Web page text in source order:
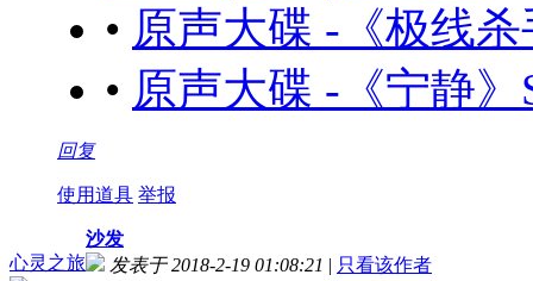
• 原声大碟 -《极线
• 原声大碟 -《宁静
回复
使用道具 举报
心灵之旅
沙发
发表于 2018-2-19 01:08:21 | 只看该作者